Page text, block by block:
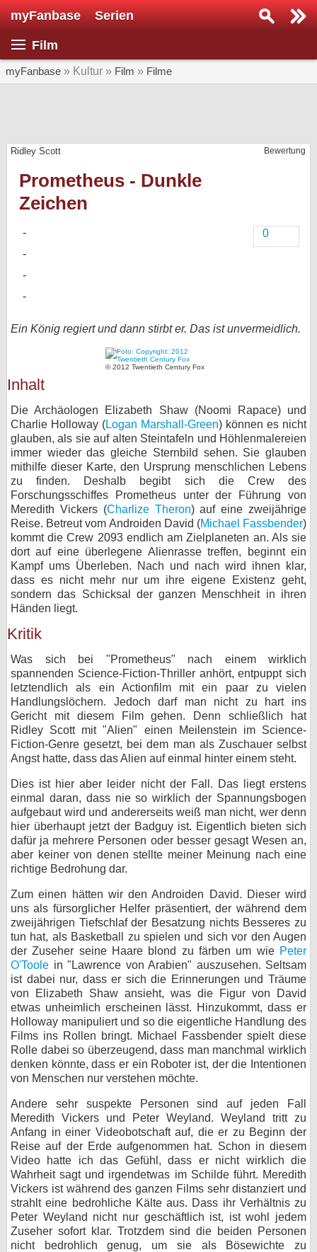
myFanbase Serien
Film
myFanbase » Kultur » Film » Filme
Bewertung
Ridley Scott
Prometheus - Dunkle
Zeichen
0
Ein König regiert und dann stirbt er. Das ist unvermeidlich.
© 2012 Twentieth Century Fox
Inhalt
Die Archäologen Elizabeth Shaw (Noomi Rapace) und
Charlie Holloway (Logan Marshall-Green) können es nicht
glauben, als sie auf alten Steintafeln und Höhlenmalereien
immer wieder das gleiche Sternbild sehen. Sie glauben
mithilfe dieser Karte, den Ursprung menschlichen Lebens
zu finden. Deshalb begibt sich die Crew des
Forschungsschiffes Prometheus unter der Führung von
Meredith Vickers (Charlize Theron) auf eine zweijährige
Reise. Betreut vom Androiden David (Michael Fassbender)
kommt die Crew 2093 endlich am Zielplaneten an. Als sie
dort auf eine überlegene Alienrasse treffen, beginnt ein
Kampf ums Überleben. Nach und nach wird ihnen klar,
dass es nicht mehr nur um ihre eigene Existenz geht,
sondern das Schicksal der ganzen Menschheit in ihren
Händen liegt.
Kritik
Was sich bei "Prometheus" nach einem wirklich
spannenden Science-Fiction-Thriller anhört, entpuppt sich
letztendlich als ein Actionfilm mit ein paar zu vielen
Handlungslöchern. Jedoch darf man nicht zu hart ins
Gericht mit diesem Film gehen. Denn schließlich hat
Ridley Scott mit ʺAlienʺ einen Meilenstein im Science-
Fiction-Genre gesetzt, bei dem man als Zuschauer selbst
Angst hatte, dass das Alien auf einmal hinter einem steht.
Dies ist hier aber leider nicht der Fall. Das liegt erstens
einmal daran, dass nie so wirklich der Spannungsbogen
aufgebaut wird und andererseits weiß man nicht, wer denn
hier überhaupt jetzt der Badguy ist. Eigentlich bieten sich
dafür ja mehrere Personen oder besser gesagt Wesen an,
aber keiner von denen stellte meiner Meinung nach eine
richtige Bedrohung dar.
Zum einen hätten wir den Androiden David. Dieser wird
uns als fürsorglicher Helfer präsentiert, der während dem
zweijährigen Tiefschlaf der Besatzung nichts Besseres zu
tun hat, als Basketball zu spielen und sich vor den Augen
der Zuseher seine Haare blond zu färben um wie Peter
O'Toole in ʺLawrence von Arabienʺ auszusehen. Seltsam
ist dabei nur, dass er sich die Erinnerungen und Träume
von Elizabeth Shaw ansieht, was die Figur von David
etwas unheimlich erscheinen lässt. Hinzukommt, dass er
Holloway manipuliert und so die eigentliche Handlung des
Films ins Rollen bringt. Michael Fassbender spielt diese
Rolle dabei so überzeugend, dass man manchmal wirklich
denken könnte, dass er ein Roboter ist, der die Intentionen
von Menschen nur verstehen möchte.
Andere sehr suspekte Personen sind auf jeden Fall
Meredith Vickers und Peter Weyland. Weyland tritt zu
Anfang in einer Videobotschaft auf, die er zu Beginn der
Reise auf der Erde aufgenommen hat. Schon in diesem
Video hatte ich das Gefühl, dass er nicht wirklich die
Wahrheit sagt und irgendetwas im Schilde führt. Meredith
Vickers ist während des ganzen Films sehr distanziert und
strahlt eine bedrohliche Kälte aus. Dass ihr Verhältnis zu
Peter Weyland nicht nur geschäftlich ist, ist wohl jedem
Zuseher sofort klar. Trotzdem sind die beiden Personen
nicht bedrohlich genug, um sie als Bösewichte zu
Serie suchen...
SERIEN
Veranstaltungen
bei X
bei Facebook
Kontakt
Nutzungsbedingungen
Datenschutz
Cookie-Einstellungen
Impressum
Desktop-Ansicht
myFanbase